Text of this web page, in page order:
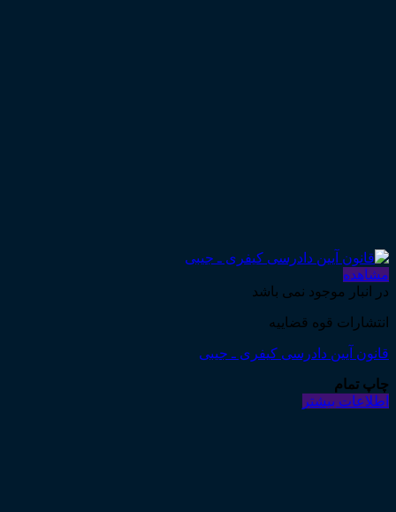
مشاهده
در انبار موجود نمی باشد
انتشارات قوه قضاییه
قانون آیین دادرسی کیفری ـ جیبی
چاپ تمام
اطلاعات بیشتر